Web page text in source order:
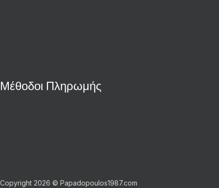
Μέθοδοι Πληρωμής
Copyright 2026 © Papadopoulos1987.com